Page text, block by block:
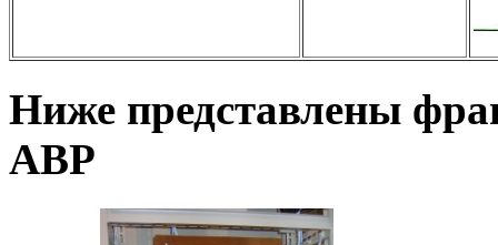
Ниже представлены
АВР